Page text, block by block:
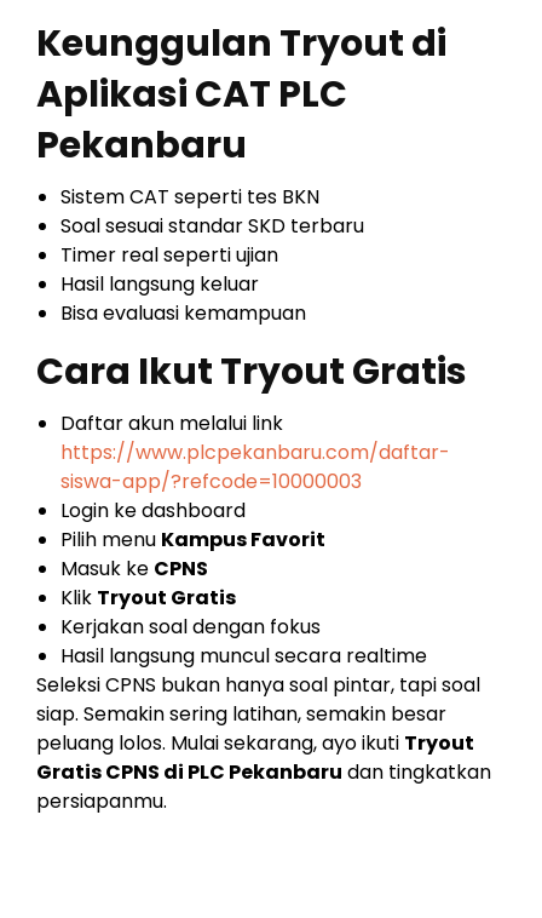
Keunggulan Tryout di
Aplikasi CAT PLC
Pekanbaru
Sistem CAT seperti tes BKN
Soal sesuai standar SKD terbaru
Timer real seperti ujian
Hasil langsung keluar
Bisa evaluasi kemampuan
Cara Ikut Tryout Gratis
Daftar akun melalui link
https://www.plcpekanbaru.com/daftar-
siswa-app/?refcode=10000003
Login ke dashboard
Pilih menu Kampus Favorit
Masuk ke CPNS
Klik Tryout Gratis
Kerjakan soal dengan fokus
Hasil langsung muncul secara realtime
Seleksi CPNS bukan hanya soal pintar, tapi soal
siap. Semakin sering latihan, semakin besar
peluang lolos. Mulai sekarang, ayo ikuti Tryout
Gratis CPNS di PLC Pekanbaru dan tingkatkan
persiapanmu.